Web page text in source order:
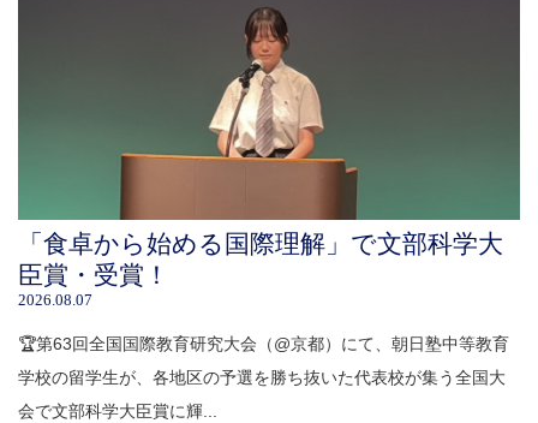
「食卓から始める国際理解」で文部科学大
臣賞・受賞！
2026.08.07
🏆第63回全国国際教育研究大会（@京都）にて、朝日塾中等教育
学校の留学生が、各地区の予選を勝ち抜いた代表校が集う全国大
会で文部科学大臣賞に輝...